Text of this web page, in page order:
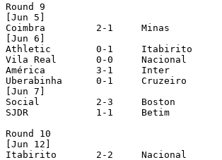
Round 9
[Jun 5]
Coimbra		2-1	Minas
[Jun 6]
Athletic	0-1	Itabirito
Vila Real	0-0	Nacional
América		3-1	Inter
Uberabinha	0-1	Cruzeiro
[Jun 7]
Social		2-3	Boston
SJDR		1-1	Betim
Round 10
[Jun 12]
Itabirito	2-2	Nacional